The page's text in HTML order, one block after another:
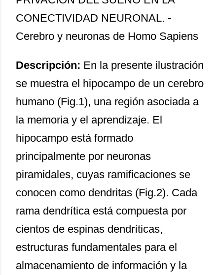
CONECTIVIDAD NEURONAL. -
Cerebro y neuronas de Homo Sapiens
Descripción: En la presente ilustración
se muestra el hipocampo de un cerebro
humano (Fig.1), una región asociada a
la memoria y el aprendizaje. El
hipocampo está formado
principalmente por neuronas
piramidales, cuyas ramificaciones se
conocen como dendritas (Fig.2). Cada
rama dendrítica está compuesta por
cientos de espinas dendríticas,
estructuras fundamentales para el
almacenamiento de información y la